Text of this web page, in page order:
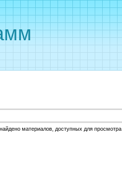
материалов, доступных для просмотра